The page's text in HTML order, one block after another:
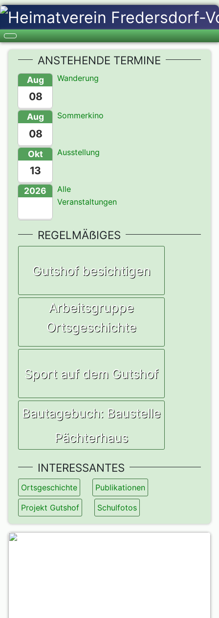
ANSTEHENDE TERMINE
Aug
08
Wanderung
Aug
08
Sommerkino
Okt
13
Ausstellung
2026
Alle
Veranstaltungen
REGELMÄẞIGES
Gutshof besichtigen
Arbeitsgruppe
Ortsgeschichte
Sport auf dem Gutshof
Bautagebuch: Baustelle
Pächterhaus
INTERESSANTES
Ortsgeschichte Publikationen
Projekt Gutshof Schulfotos